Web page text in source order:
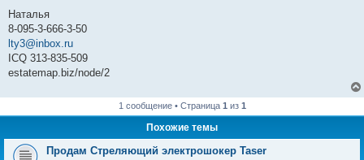
е
Наталья
8-095-3-666-3-50
lty3@inbox.ru
ICQ 313-835-509
estatemap.biz/node/2
1 сообщение • Страница 1 из 1
Похожие темы
Продам Стреляющий электрошокер Taser